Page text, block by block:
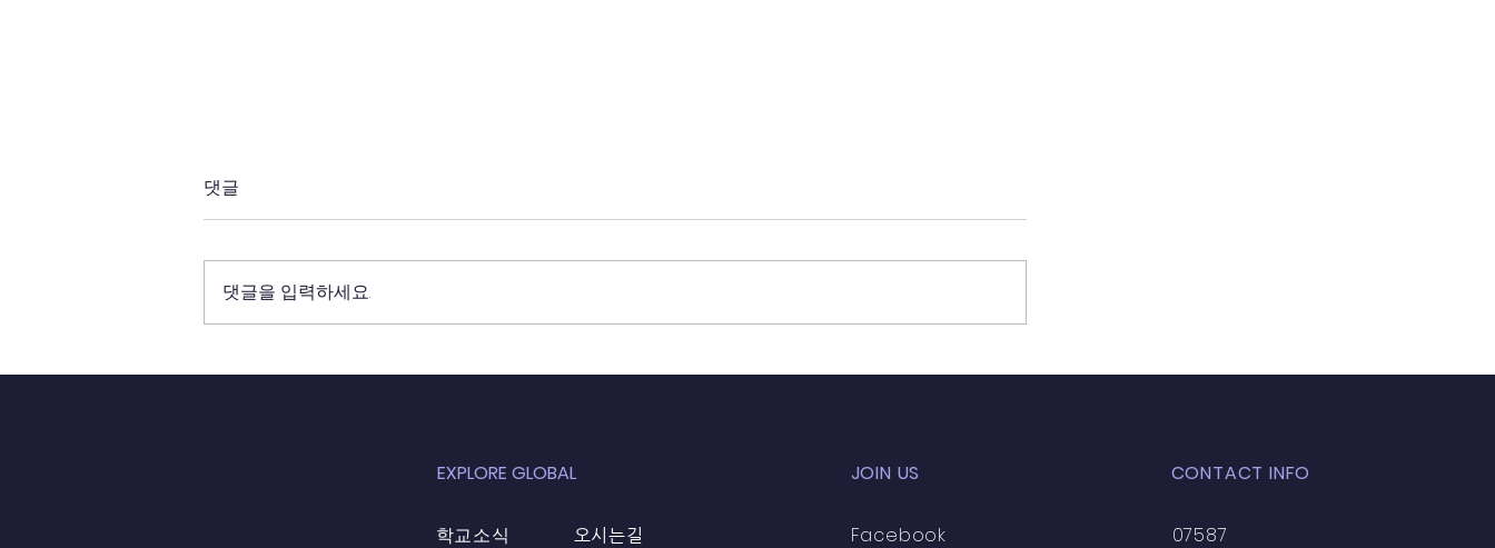
2017년 7월 20일
댓글
댓글을 입력하세요.
EXPLORE GLOBAL
학교소식 오시는길
JOIN US
Facebook
CONTACT INFO
07587